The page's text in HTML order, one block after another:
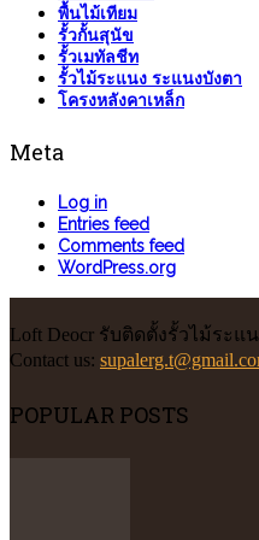
พื้นไม้เทียม
รั้วกั้นสุนัข
รั้วเมทัลชีท
รั้วไม้ระแนง ระแนงบังตา
โครงหลังคาเหล็ก
Meta
Log in
Entries feed
Comments feed
WordPress.org
Loft Deocr รับติดตั้งรั้วไม้ระแน
Contact us:
POPULAR POSTS